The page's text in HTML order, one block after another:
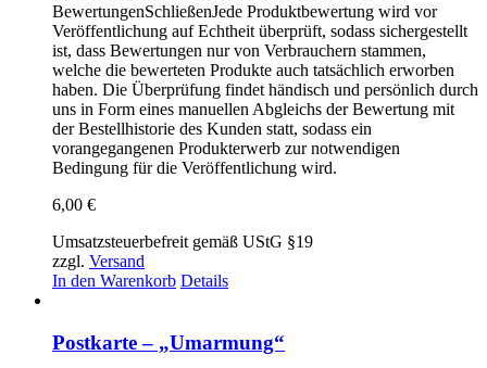
BewertungenSchließenJede Produktbewertung wird vor
Veröffentlichung auf Echtheit überprüft, sodass sichergestellt
ist, dass Bewertungen nur von Verbrauchern stammen,
welche die bewerteten Produkte auch tatsächlich erworben
haben. Die Überprüfung findet händisch und persönlich durch
uns in Form eines manuellen Abgleichs der Bewertung mit
der Bestellhistorie des Kunden statt, sodass ein
vorangegangenen Produkterwerb zur notwendigen
Bedingung für die Veröffentlichung wird.
6,00 €
Umsatzsteuerbefreit gemäß UStG §19
zzgl. Versand
In den Warenkorb Details
Postkarte – „Umarmung“